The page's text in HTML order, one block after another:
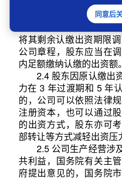
责任公司，剩余认缴出资
日起超过 5 年的，应当
将其剩余认缴出资期限
公司章程，股东应当在
内足额缴纳认缴的出资额。
2.4 股东因原认缴出
力在 3 年过渡期和 5 年
的，公司可以依照法律
注册资本，也可以通过
的出资方式，股东亦可
部转让等方式减轻出资压
2.5 公司生产经营涉
共利益，国务院有关主
府提出意见的，国务院
同意后